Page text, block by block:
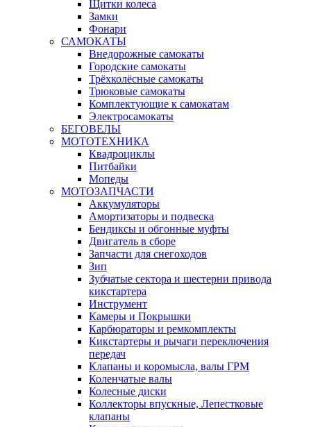
Щитки колеса
Замки
Фонари
САМОКАТЫ
Внедорожные самокаты
Городские самокаты
Трёхколёсные самокаты
Трюковые самокаты
Комплектующие к самокатам
Электросамокаты
БЕГОВЕЛЫ
МОТОТЕХНИКА
Квадроциклы
Питбайки
Мопеды
МОТОЗАПЧАСТИ
Аккумуляторы
Амортизаторы и подвеска
Бендиксы и обгонные муфты
Двигатель в сборе
Запчасти для снегоходов
Зип
Зубчатые сектора и шестерни привода
кикстартера
Инструмент
Камеры и Покрышки
Карбюраторы и ремкомплекты
Кикстартеры и рычаги переключения
передач
Клапаны и коромысла, валы ГРМ
Коленчатые валы
Колесные диски
Коллекторы впускные, Лепестковые
клапаны